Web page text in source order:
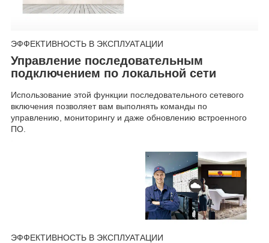
ЭФФЕКТИВНОСТЬ В ЭКСПЛУАТАЦИИ
Управление последовательным
подключением по локальной сети
Использование этой функции последовательного сетевого
включения позволяет вам выполнять команды по
управлению, мониторингу и даже обновлению встроенного
ПО.
ЭФФЕКТИВНОСТЬ В ЭКСПЛУАТАЦИИ